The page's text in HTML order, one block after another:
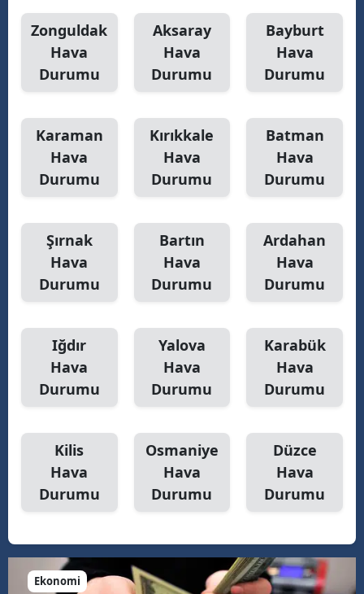
Zonguldak
Hava
Durumu
Aksaray
Hava
Durumu
Bayburt
Hava
Durumu
Karaman
Hava
Durumu
Kırıkkale
Hava
Durumu
Batman
Hava
Durumu
Şırnak
Hava
Durumu
Bartın
Hava
Durumu
Ardahan
Hava
Durumu
Iğdır
Hava
Durumu
Yalova
Hava
Durumu
Karabük
Hava
Durumu
Kilis
Hava
Durumu
Osmaniye
Hava
Durumu
Düzce
Hava
Durumu
Ekonomi